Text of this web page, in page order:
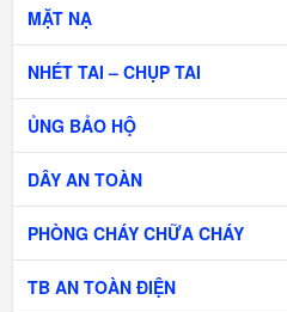
MẶT NẠ
NHÉT TAI – CHỤP TAI
ỦNG BẢO HỘ
DÂY AN TOÀN
PHÒNG CHÁY CHỮA CHÁY
TB AN TOÀN ĐIỆN